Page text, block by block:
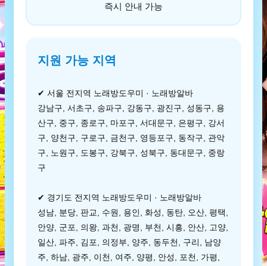
즉시 안내 가능
지원 가능 지역
✔ 서울 전지역 노래방도우미 · 노래방알바
강남구, 서초구, 송파구, 강동구, 광진구, 성동구, 용
산구, 중구, 종로구, 마포구, 서대문구, 은평구, 강서
구, 양천구, 구로구, 금천구, 영등포구, 동작구, 관악
구, 노원구, 도봉구, 강북구, 성북구, 동대문구, 중랑
구
✔ 경기도 전지역 노래방도우미 · 노래방알바
성남, 분당, 판교, 수원, 용인, 화성, 동탄, 오산, 평택,
안양, 군포, 의왕, 과천, 광명, 부천, 시흥, 안산, 고양,
일산, 파주, 김포, 의정부, 양주, 동두천, 구리, 남양
주, 하남, 광주, 이천, 여주, 양평, 안성, 포천, 가평,